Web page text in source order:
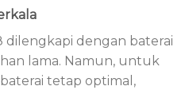
dilengkapi dengan baterai
lama. Namun, untuk
tetap optimal,